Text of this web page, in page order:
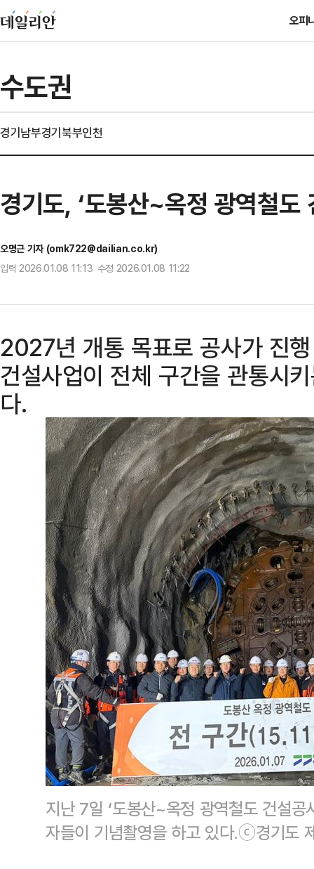
오피
수도권
경기남부경기북부인천
경기도, ‘도봉산~옥정 광역철
오명근 기자 (omk722@dailian.co.kr)
입력 2026.01.08 11:13 수정 2026.01.08 11:22
2027년 개통 목표로 공사가 진
건설사업이 전체 구간을 관통시
다.
지난 7일 ‘도봉산~옥정 광역철도 건설
자들이 기념촬영을 하고 있다.ⓒ경기도